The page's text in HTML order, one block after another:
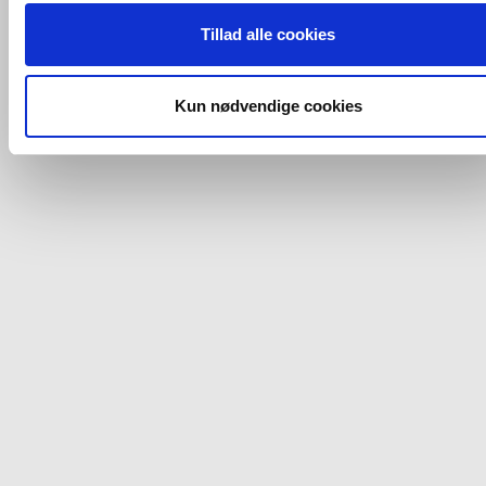
ovenfor nævnte formål med de pågældende cookies. Du har
og fra nedenfor. Til enhver tid er det ligeledes muligt, at
dit samtykke, hvis du måtte ønske det.
Du kan se mere om, hvordan vi behandler dine
Tillad alle cookies
Kun nødvendige cookies